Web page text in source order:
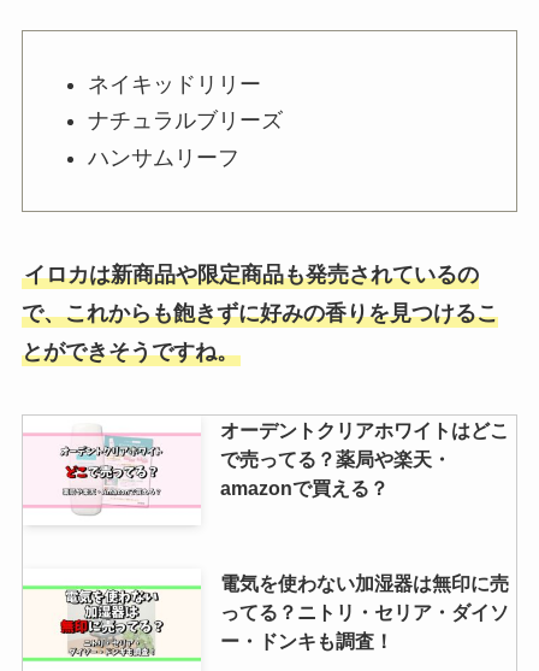
雪見だいふく生チョコはどこで売
ってる？期間限定？いつまで？売
う？販売店はどこ？無印やワーク
マンにはある？
る？どこで買うのが安い？サイズ
や種類・定価解説
ネイキッドリリー
ナチュラルブリーズ
ハンサムリーフ
イロカは新商品や限定商品も発売されているの
で、これからも飽きずに好みの香りを見つけるこ
とができそうですね。
オーデントクリアホワイトはどこ
で売ってる？薬局や楽天・
amazonで買える？
電気を使わない加湿器は無印に売
ってる？ニトリ・セリア・ダイソ
ー・ドンキも調査！